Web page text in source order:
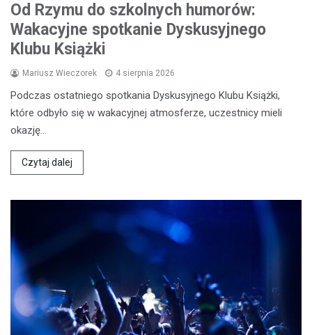
Od Rzymu do szkolnych humorów:
Wakacyjne spotkanie Dyskusyjnego
Klubu Książki
Mariusz Wieczorek 4 sierpnia 2026
Podczas ostatniego spotkania Dyskusyjnego Klubu Książki,
które odbyło się w wakacyjnej atmosferze, uczestnicy mieli
okazję…
Czytaj dalej